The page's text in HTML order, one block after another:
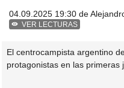
04.09.2025 19:30 de
VER LECTURAS
El centrocampista argentino
protagonistas en las primeras